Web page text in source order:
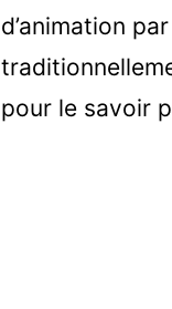
d’animation
pour le savoir